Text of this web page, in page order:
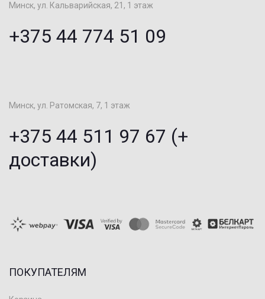
Минск, ул. Кальварийская, 21, 1 этаж
+375 44 774 51 09
Минск, ул. Ратомская, 7, 1 этаж
+375 44 511 97 67 (+
доставки)
ПОКУПАТЕЛЯМ